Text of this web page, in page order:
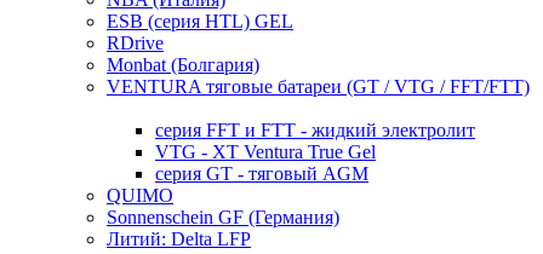
ESB (серия HTL) GEL
RDrive
Monbat (Болгария)
VENTURA тяговые батареи (GT / VTG / FFT/FTT)
серия FFT и FTT - жидкий электролит
VTG - XT Ventura True Gel
серия GT - тяговый AGM
QUIMO
Sonnenschein GF (Германия)
Литий: Delta LFP